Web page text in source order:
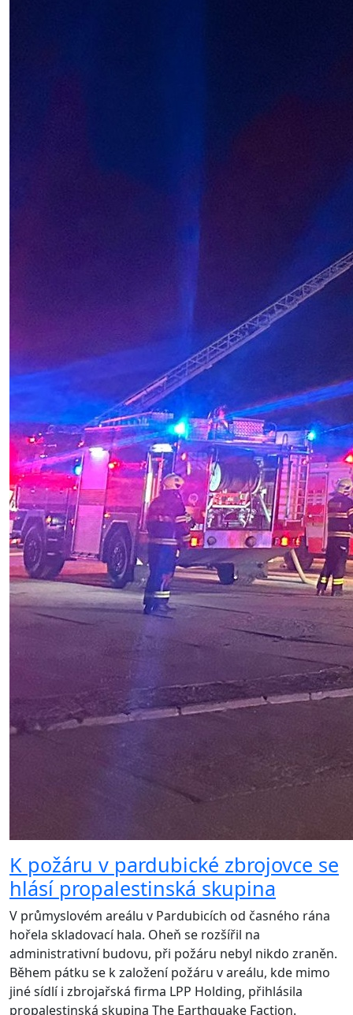
K požáru v pardubické zbrojovce se
hlásí propalestinská skupina
V průmyslovém areálu v Pardubicích od časného rána
hořela skladovací hala. Oheň se rozšířil na
administrativní budovu, při požáru nebyl nikdo zraněn.
Během pátku se k založení požáru v areálu, kde mimo
jiné sídlí i zbrojařská firma LPP Holding, přihlásila
propalestinská skupina The Earthquake Faction.